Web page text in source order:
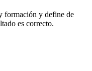
formación y define de
es correcto.